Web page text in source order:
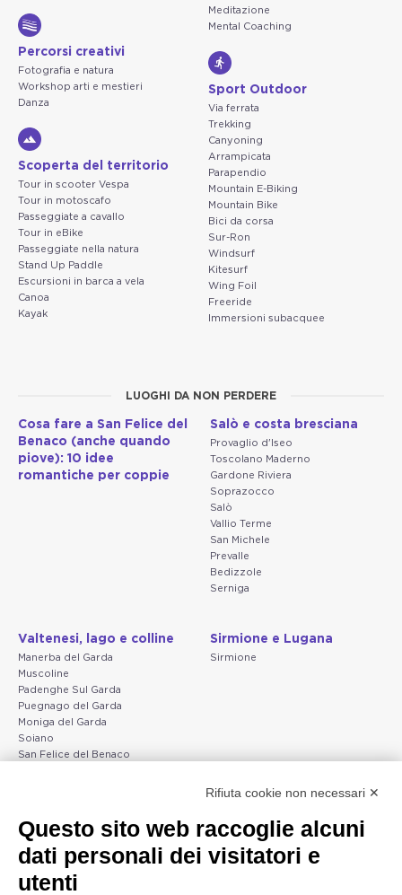
Percorsi creativi
Fotografia e natura
Workshop arti e mestieri
Danza
Scoperta del territorio
Tour in scooter Vespa
Tour in motoscafo
Passeggiate a cavallo
Tour in eBike
Passeggiate nella natura
Stand Up Paddle
Escursioni in barca a vela
Canoa
Kayak
Meditazione
Mental Coaching
Sport Outdoor
Via ferrata
Trekking
Canyoning
Arrampicata
Parapendio
Mountain E-Biking
Mountain Bike
Bici da corsa
Sur-Ron
Windsurf
Kitesurf
Wing Foil
Freeride
Immersioni subacquee
LUOGHI DA NON PERDERE
Cosa fare a San Felice del
Benaco (anche quando
piove): 10 idee
romantiche per coppie
Salò e costa bresciana
Provaglio d'Iseo
Toscolano Maderno
Gardone Riviera
Soprazocco
Salò
Vallio Terme
San Michele
Prevalle
Bedizzole
Serniga
Valtenesi, lago e colline
Manerba del Garda
Muscoline
Padenghe Sul Garda
Puegnago del Garda
Moniga del Garda
Soiano
San Felice del Benaco
Sirmione e Lugana
Sirmione
Peschiera e la costa
veneta
Lazise
Peschiera del Garda
Gargnano e l'Alto Garda
Gargnano
Arco
Rifiuta cookie non necessari ✕
Questo sito web raccoglie alcuni
dati personali dei visitatori e
utenti